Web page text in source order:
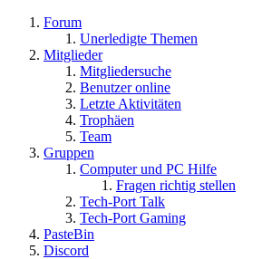
Forum
Unerledigte Themen
Mitglieder
Mitgliedersuche
Benutzer online
Letzte Aktivitäten
Trophäen
Team
Gruppen
Computer und PC Hilfe
Fragen richtig stellen
Tech-Port Talk
Tech-Port Gaming
PasteBin
Discord